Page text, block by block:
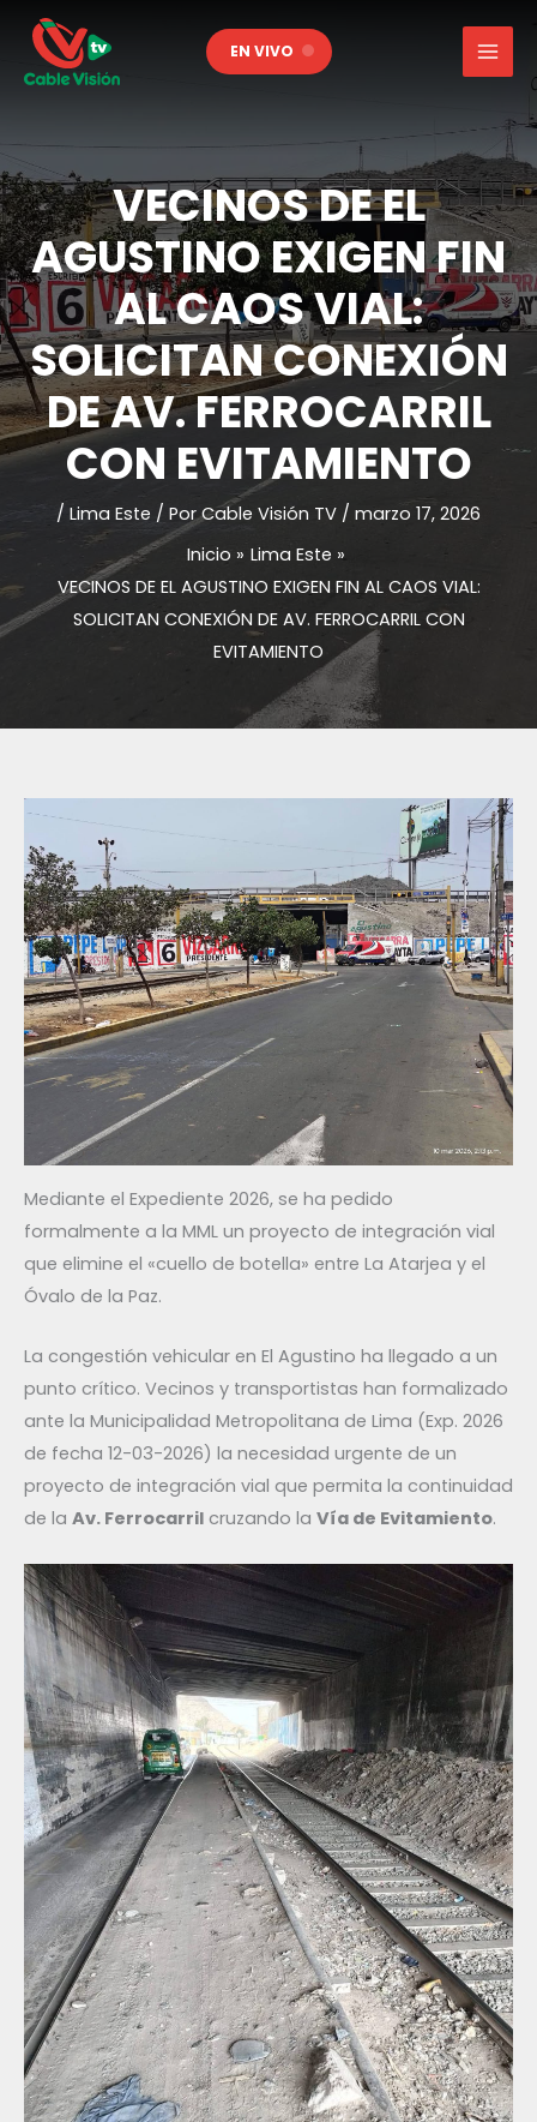
contenido
EN VIVO
VECINOS DE EL
AGUSTINO EXIGEN FIN
AL CAOS VIAL:
SOLICITAN CONEXIÓN
DE AV. FERROCARRIL
CON EVITAMIENTO
/ Lima Este / PorCable Visión TV / marzo 17, 2026
Inicio
Lima Este
VECINOS DE EL AGUSTINO EXIGEN FIN AL CAOS VIAL:
SOLICITAN CONEXIÓN DE AV. FERROCARRIL CON
EVITAMIENTO
Mediante el Expediente 2026, se ha pedido
formalmente a la MML un proyecto de integración vial
que elimine el «cuello de botella» entre La Atarjea y el
Óvalo de la Paz.
La congestión vehicular en El Agustino ha llegado a un
punto crítico. Vecinos y transportistas han formalizado
ante la Municipalidad Metropolitana de Lima (Exp. 2026
de fecha 12-03-2026) la necesidad urgente de un
proyecto de integración vial que permita la continuidad
de la Av. Ferrocarril cruzando la Vía de Evitamiento.